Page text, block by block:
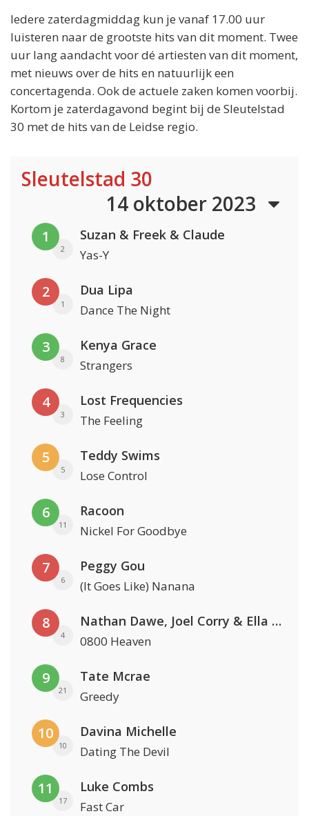
Iedere zaterdagmiddag kun je vanaf 17.00 uur
luisteren naar de grootste hits van dit moment. Twee
uur lang aandacht voor dé artiesten van dit moment,
met nieuws over de hits en natuurlijk een
concertagenda. Ook de actuele zaken komen voorbij.
Kortom je zaterdagavond begint bij de Sleutelstad
30 met de hits van de Leidse regio.
Sleutelstad 30
14 oktober 2023
1
2
Suzan & Freek & Claude
Yas-Y
2
1
Dua Lipa
Dance The Night
3
8
Kenya Grace
Strangers
4
3
Lost Frequencies
The Feeling
5
5
Teddy Swims
Lose Control
6
11
Racoon
Nickel For Goodbye
7
6
Peggy Gou
(It Goes Like) Nanana
8
4
Nathan Dawe, Joel Corry & Ella Henderson
0800 Heaven
9
21
Tate Mcrae
Greedy
10
10
Davina Michelle
Dating The Devil
11
17
Luke Combs
Fast Car